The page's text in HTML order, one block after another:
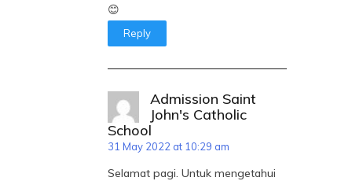
😊
Reply
Admission Saint
John's Catholic
School
31 May 2022 at 10:29 am
Selamat pagi. Untuk mengetahui